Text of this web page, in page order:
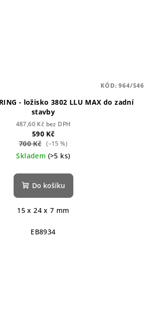
- ložisko 3802 LLU MAX do zadní
stavby
487,60 Kč bez DPH
590 Kč
700 Kč (–15 %)
Skladem (>5 ks)
Do košíku
15 x 24 x 7 mm
EB8934
KÓD:964/S46